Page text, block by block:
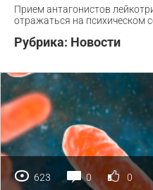
Прием антагонистов
отражаться на психическом
Рубрика: Новости
623 0 0